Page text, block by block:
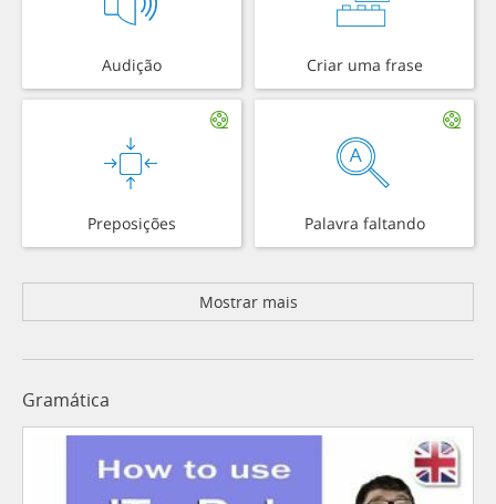
Audição Criar uma frase
Preposições Palavra faltando
Mostrar mais
Gramática